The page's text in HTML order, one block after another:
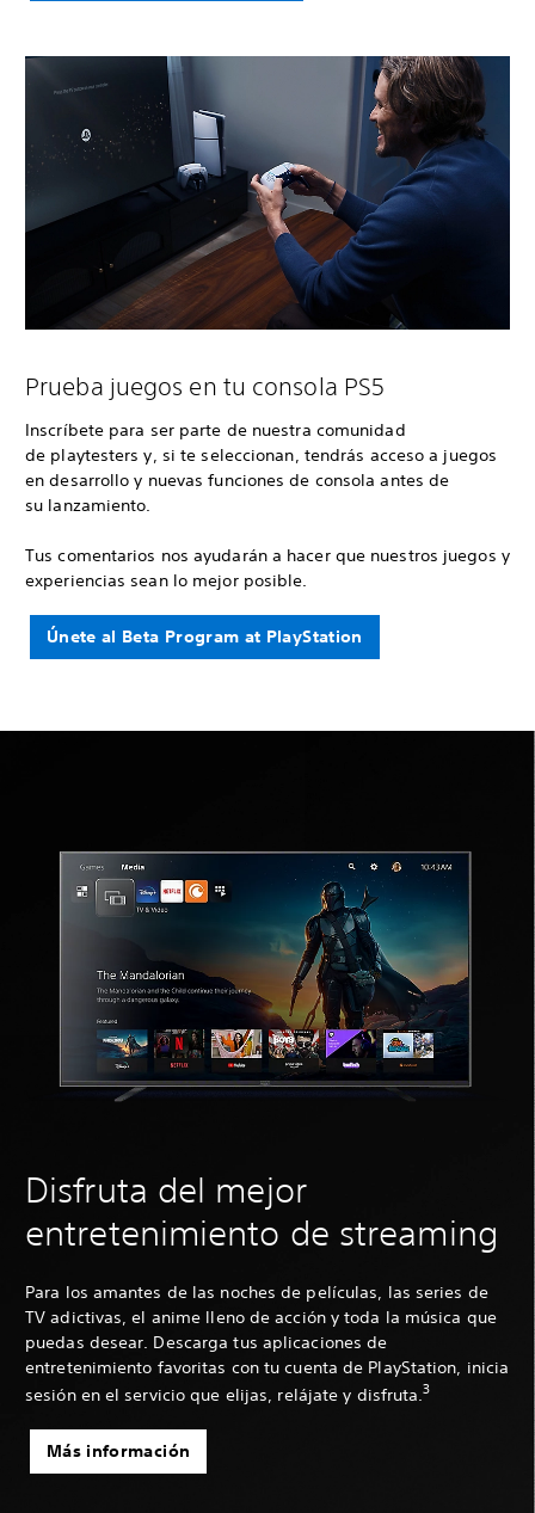
Prueba juegos en tu consola PS5
Inscríbete para ser parte de nuestra comunidad
de playtesters y, si te seleccionan, tendrás acceso a juegos
en desarrollo y nuevas funciones de consola antes de
su lanzamiento.
Tus comentarios nos ayudarán a hacer que nuestros juegos y
experiencias sean lo mejor posible.
Únete al Beta Program at PlayStation
Disfruta del mejor
entretenimiento de streaming
Para los amantes de las noches de películas, las series de
TV adictivas, el anime lleno de acción y toda la música que
puedas desear. Descarga tus aplicaciones de
entretenimiento favoritas con tu cuenta de PlayStation, inicia
sesión en el servicio que elijas, relájate y disfruta.3
Más información